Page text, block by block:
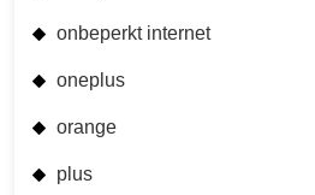
onbeperkt internet
oneplus
orange
plus